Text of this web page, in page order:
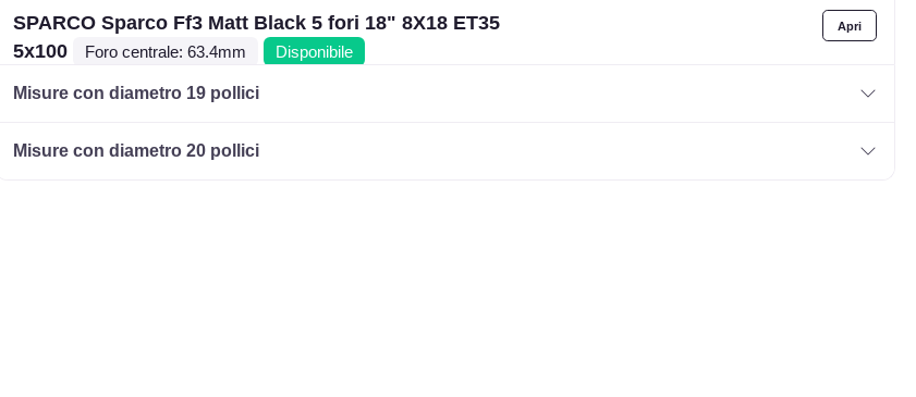
SPARCO Sparco Ff3 Matt Black 5 fori 18" 8X18 ET35
5x100
Foro centrale: 63.4mm Disponibile
SPARCO Sparco Ff3 Matt Black 5 fori 18" 8X18 ET45
Misure con diametro 19 pollici
Misure con diametro 20 pollici